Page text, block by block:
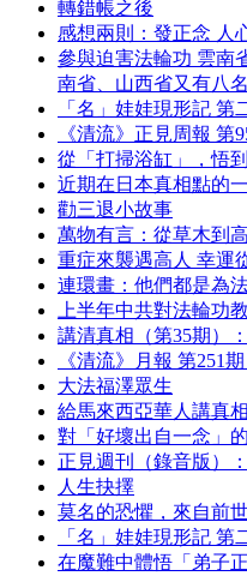
轉錯帳之後
感想兩則：發正念 人
參與迫害法輪功 雲南
南省、山西省又有八
「名」娃娃現形記 第
《清流》正見周報 第
從「打掃浴缸」，悟
近期在日本真相點的
勸三退小故事
萬物有言：從草木到
重症來襲遇高人 幸運
連環畫：他們都是為
上半年中共對法輪功
講清真相（第35期）
《清流》月報 第251
大法福澤眾生
給馬來西亞華人講真
對「好壞出自一念」
正見週刊（錄音版）：
人生抉擇
莫名的恐懼，來自前
「名」娃娃現形記 第
在魔難中體悟「弟子